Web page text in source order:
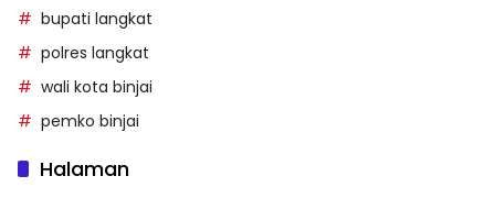
bupati langkat
polres langkat
wali kota binjai
pemko binjai
Halaman